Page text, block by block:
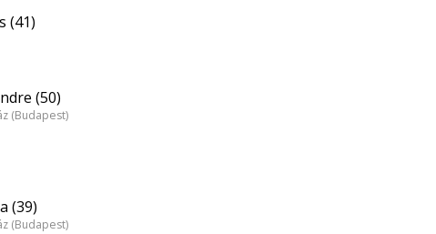
(41)
(50)
(Budapest)
(39)
(Budapest)